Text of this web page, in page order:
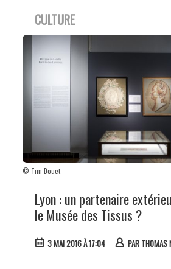
CULTURE
© Tim Douet
Lyon : un partenaire
le Musée des Tissus ?
3 MAI 2016 À 17:04 PAR THOMAS